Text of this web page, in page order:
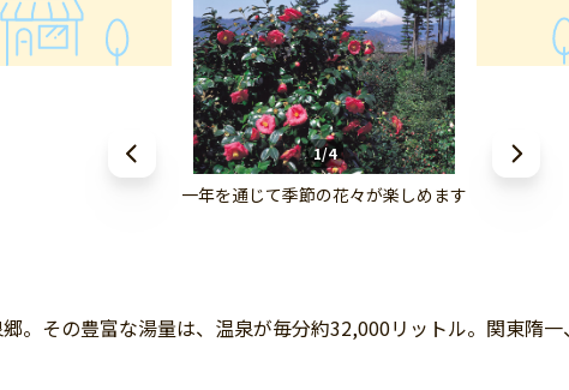
1/4
一年を通じて季節の花々が楽しめます
。その豊富な湯量は、温泉が毎分約32,000リットル。関東隋一